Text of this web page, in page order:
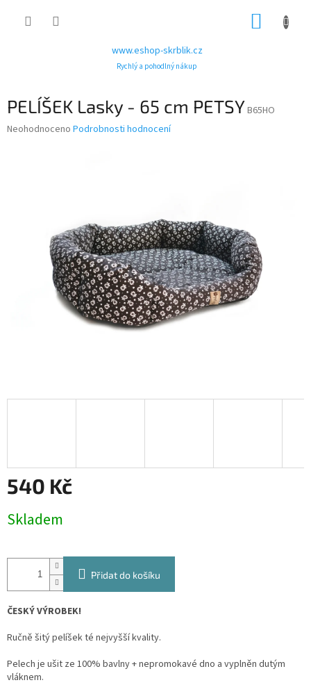
www.eshop-skrblik.cz
Rychlý a pohodlný nákup
PELÍŠEK Lasky - 65 cm PETSYB65HO
Průměrné
Neohodnoceno Podrobnosti hodnocení
540 Kč
cena:
Skladem
Přidat do košíku
ČESKÝ VÝROBEK!
Ručně šitý pelíšek té nejvyšší kvality.
Pelech je ušit ze 100% bavlny + nepromokavé dno a vyplněn dutým
vláknem.